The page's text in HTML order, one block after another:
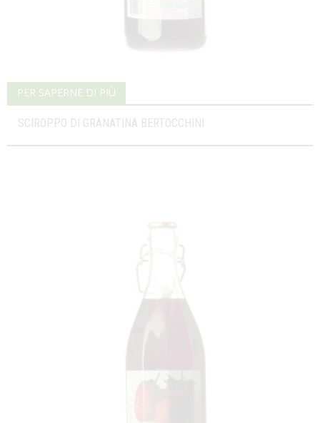
PER SAPERNE DI PIÙ
SCIROPPO DI GRANATINA BERTOCCHINI